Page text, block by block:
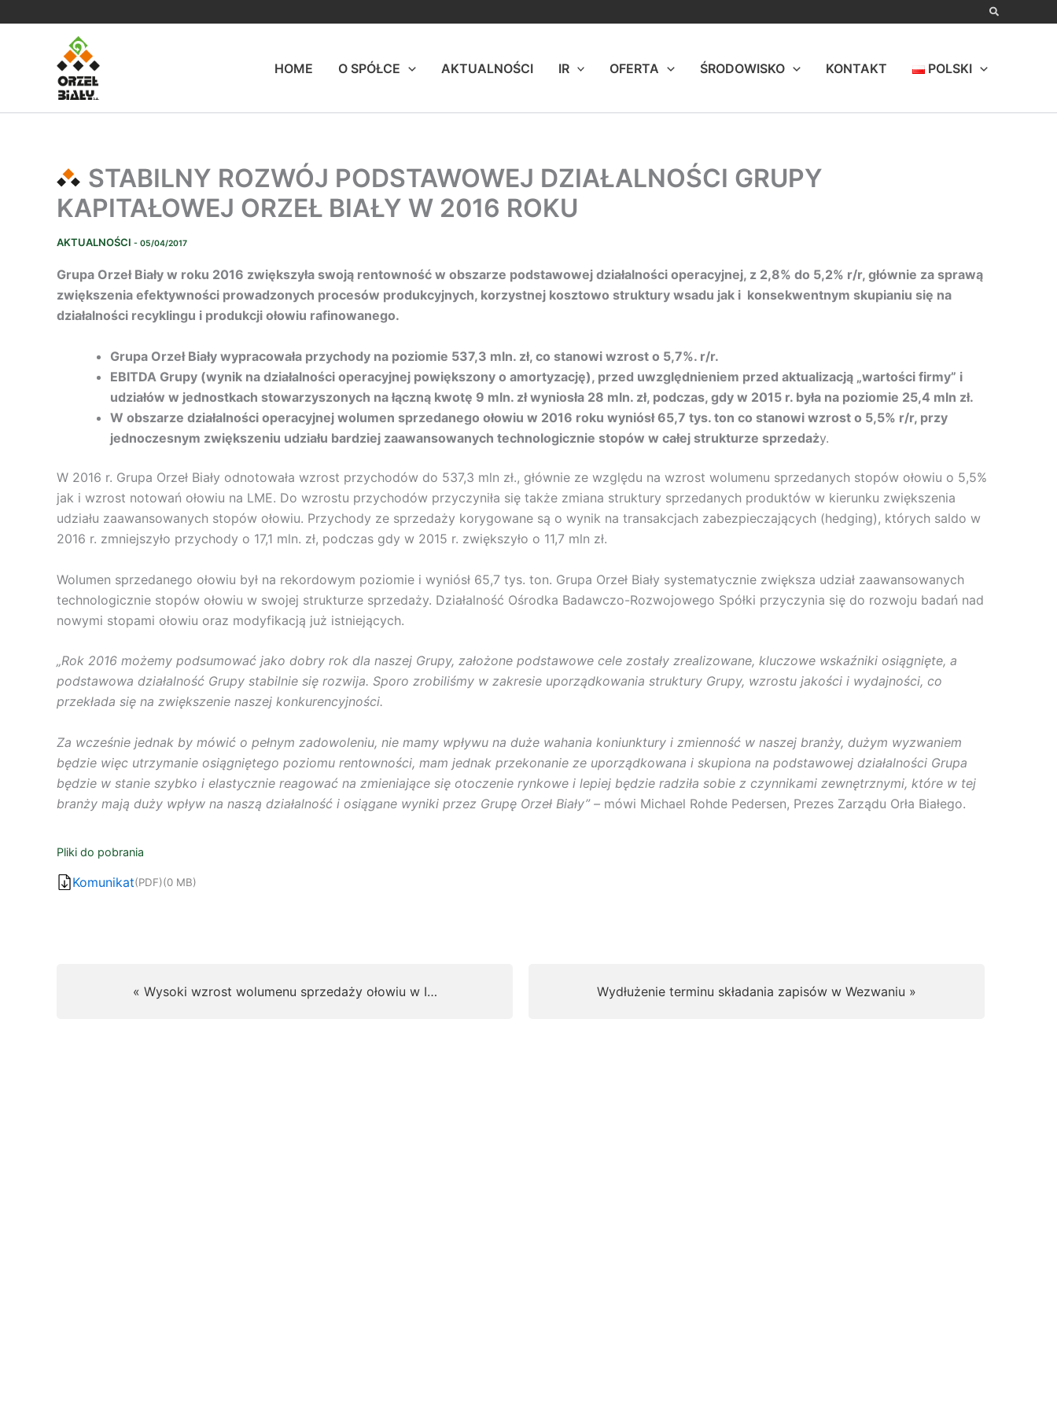
HOME
O SPÓŁCE AKTUALNOŚCI IR OFERTA ŚRODOWISKO KONTAKT POLSKI
STABILNY ROZWÓJ PODSTAWOWEJ DZIAŁALNOŚCI GRUPY
KAPITAŁOWEJ ORZEŁ BIAŁY W 2016 ROKU
AKTUALNOŚCI - 05/04/2017
Grupa Orzeł Biały w roku 2016 zwiększyła swoją rentowność w obszarze podstawowej działalności operacyjnej, z 2,8% do 5,2% r/r, głównie za sprawą
zwiększenia efektywności prowadzonych procesów produkcyjnych, korzystnej kosztowo struktury wsadu jak i konsekwentnym skupianiu się na
działalności recyklingu i produkcji ołowiu rafinowanego.
Grupa Orzeł Biały wypracowała przychody na poziomie 537,3 mln. zł, co stanowi wzrost o 5,7%. r/r.
EBITDA Grupy (wynik na działalności operacyjnej powiększony o amortyzację), przed uwzględnieniem przed aktualizacją „wartości firmy” i
udziałów w jednostkach stowarzyszonych na łączną kwotę 9 mln. zł wyniosła 28 mln. zł, podczas, gdy w 2015 r. była na poziomie 25,4 mln zł.
W obszarze działalności operacyjnej wolumen sprzedanego ołowiu w 2016 roku wyniósł 65,7 tys. ton co stanowi wzrost o 5,5% r/r, przy
jednoczesnym zwiększeniu udziału bardziej zaawansowanych technologicznie stopów w całej strukturze sprzedaży.
W 2016 r. Grupa Orzeł Biały odnotowała wzrost przychodów do 537,3 mln zł., głównie ze względu na wzrost wolumenu sprzedanych stopów ołowiu o 5,5%
jak i wzrost notowań ołowiu na LME. Do wzrostu przychodów przyczyniła się także zmiana struktury sprzedanych produktów w kierunku zwiększenia
udziału zaawansowanych stopów ołowiu. Przychody ze sprzedaży korygowane są o wynik na transakcjach zabezpieczających (hedging), których saldo w
2016 r. zmniejszyło przychody o 17,1 mln. zł, podczas gdy w 2015 r. zwiększyło o 11,7 mln zł.
Wolumen sprzedanego ołowiu był na rekordowym poziomie i wyniósł 65,7 tys. ton. Grupa Orzeł Biały systematycznie zwiększa udział zaawansowanych
technologicznie stopów ołowiu w swojej strukturze sprzedaży. Działalność Ośrodka Badawczo-Rozwojowego Spółki przyczynia się do rozwoju badań nad
nowymi stopami ołowiu oraz modyfikacją już istniejących.
„Rok 2016 możemy podsumować jako dobry rok dla naszej Grupy, założone podstawowe cele zostały zrealizowane, kluczowe wskaźniki osiągnięte, a
podstawowa działalność Grupy stabilnie się rozwija. Sporo zrobiliśmy w zakresie uporządkowania struktury Grupy, wzrostu jakości i wydajności, co
przekłada się na zwiększenie naszej konkurencyjności.
Za wcześnie jednak by mówić o pełnym zadowoleniu, nie mamy wpływu na duże wahania koniunktury i zmienność w naszej branży, dużym wyzwaniem
będzie więc utrzymanie osiągniętego poziomu rentowności, mam jednak przekonanie ze uporządkowana i skupiona na podstawowej działalności Grupa
będzie w stanie szybko i elastycznie reagować na zmieniające się otoczenie rynkowe i lepiej będzie radziła sobie z czynnikami zewnętrznymi, które w tej
branży mają duży wpływ na naszą działalność i osiągane wyniki przez Grupę Orzeł Biały” – mówi Michael Rohde Pedersen, Prezes Zarządu Orła Białego.
Pliki do pobrania
Komunikat(PDF)(0 MB)
« Wysoki wzrost wolumenu sprzedaży ołowiu w I… Wydłużenie terminu składania zapisów w Wezwaniu »